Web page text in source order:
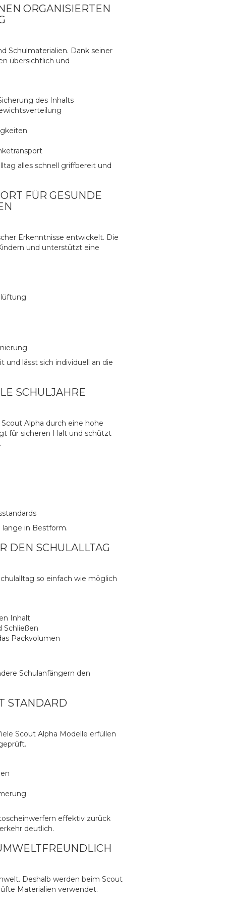
ORGANISIERTEN
Schulmaterialien. Dank seiner
übersichtlich und
des Inhalts
alles schnell griffbereit und
FÜR GESUNDE
Erkenntnisse entwickelt. Die
und unterstützt eine
lässt sich individuell an die
SCHULJAHRE
Alpha durch eine hohe
für sicheren Halt und schützt
in Bestform.
DEN SCHULALLTAG
so einfach wie möglich
Inhalt
Schließen
Packvolumen
Schulanfängern den
STANDARD
Scout Alpha Modelle erfüllen
effektiv zurück
deutlich.
Deshalb werden beim Scout
Materialien verwendet.